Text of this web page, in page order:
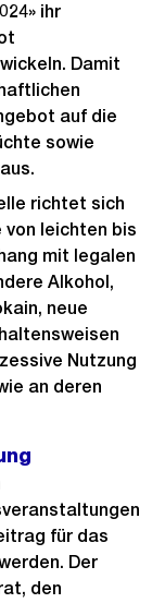
ihr
Damit
auf die
sowie
richtet sich
von leichten bis
mit legalen
Alkohol,
neue
Nutzung
an deren
für das
Der
den